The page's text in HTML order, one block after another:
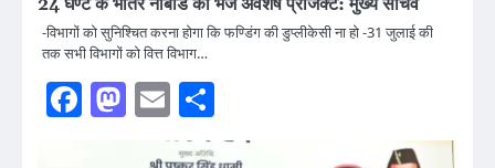
-विभागों को सुनिश्चित करना होगा कि फण्डिंग की डुप्लीकेसी ना हो -31 जुलाई की
तक सभी विभागों को वित्त विभाग…
Facebook
Mastodon
Email